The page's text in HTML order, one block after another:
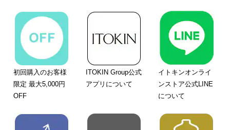
初回購入のお客様
限定 最大5,000円
OFF
ITOKIN Group公式
アプリについて
イトキンオンライ
ンストア公式LINE
について